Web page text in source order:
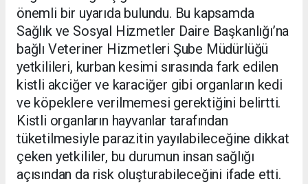
önemli bir uyarıda bulundu. Bu kapsamda
Sağlık ve Sosyal Hizmetler Daire Başkanlığı’na
bağlı Veteriner Hizmetleri Şube Müdürlüğü
yetkilileri, kurban kesimi sırasında fark edilen
kistli akciğer ve karaciğer gibi organların kedi
ve köpeklere verilmemesi gerektiğini belirtti.
Kistli organların hayvanlar tarafından
tüketilmesiyle parazitin yayılabileceğine dikkat
çeken yetkililer, bu durumun insan sağlığı
açısından da risk oluşturabileceğini ifade etti.